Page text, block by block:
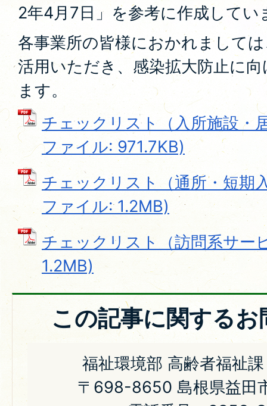
2年4月7日」を参考に作成してい
各事業所の皆様におかれまして
活用いただき、感染拡大防止に
ます。
チェックリスト（入所施設・
ファイル: 971.7KB)
チェックリスト（通所・短期
ファイル: 1.2MB)
チェックリスト（訪問系サー
1.2MB)
この記事に関する
福祉環境部 高齢者福祉
〒698-8650 島根県益田